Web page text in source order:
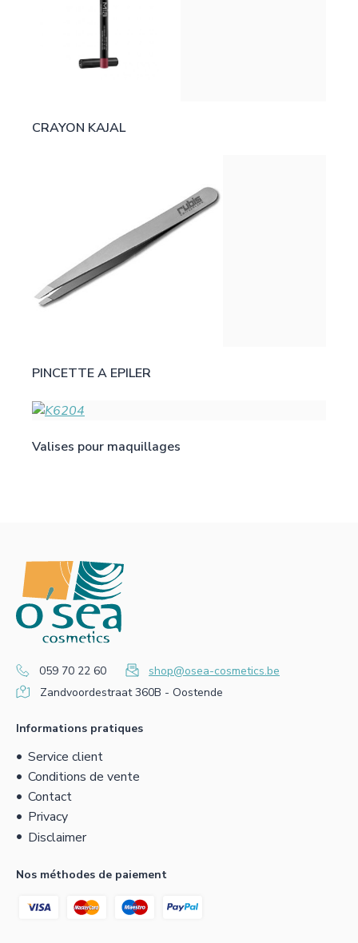
CRAYON KAJAL
PINCETTE A EPILER
Valises pour maquillages
059 70 22 60
shop@osea-cosmetics.be
Zandvoordestraat 360B - Oostende
Informations pratiques
Service client
Conditions de vente
Contact
Privacy
Disclaimer
Nos méthodes de paiement